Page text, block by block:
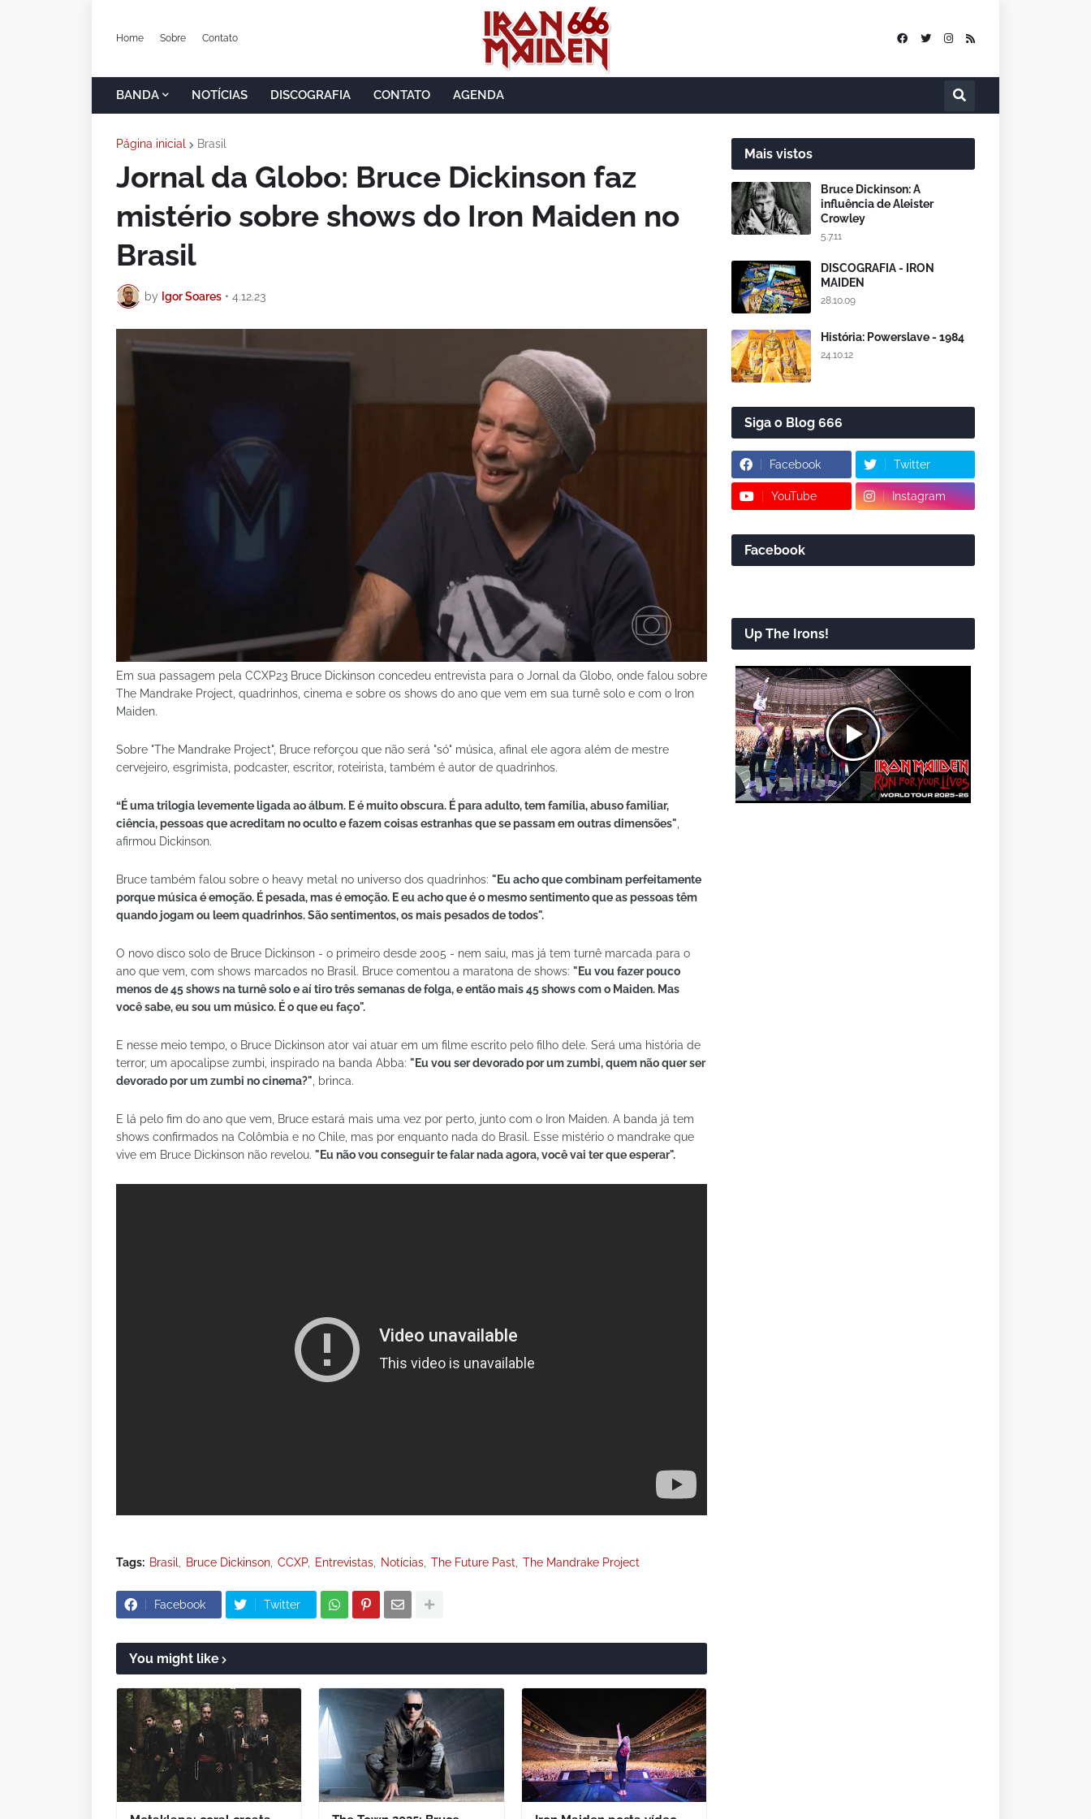
Home Sobre Contato
BANDA NOTÍCIAS DISCOGRAFIA CONTATO AGENDA
Página inicial Brasil
Jornal da Globo: Bruce Dickinson faz
mistério sobre shows do Iron Maiden no
Brasil
by Igor Soares • 4.12.23
Em sua passagem pela CCXP23 Bruce Dickinson concedeu entrevista para o Jornal da Globo, onde falou sobre
The Mandrake Project, quadrinhos, cinema e sobre os shows do ano que vem em sua turnê solo e com o Iron
Maiden.
Sobre "The Mandrake Project", Bruce reforçou que não será "só" música, afinal ele agora além de mestre
cervejeiro, esgrimista, podcaster, escritor, roteirista, também é autor de quadrinhos.
“É uma trilogia levemente ligada ao álbum. E é muito obscura. É para adulto, tem família, abuso familiar,
ciência, pessoas que acreditam no oculto e fazem coisas estranhas que se passam em outras dimensões"
afirmou Dickinson.
Bruce também falou sobre o heavy metal no universo dos quadrinhos: "Eu acho que combinam perfeitamente
porque música é emoção. É pesada, mas é emoção. E eu acho que é o mesmo sentimento que as pessoas têm
quando jogam ou leem quadrinhos. São sentimentos, os mais pesados de todos".
O novo disco solo de Bruce Dickinson - o primeiro desde 2005 - nem saiu, mas já tem turnê marcada para o
ano que vem, com shows marcados no Brasil. Bruce comentou a maratona de shows: "Eu vou fazer pouco
menos de 45 shows na turnê solo e aí tiro três semanas de folga, e então mais 45 shows com o Maiden. Mas
você sabe, eu sou um músico. É o que eu faço".
E nesse meio tempo, o Bruce Dickinson ator vai atuar em um filme escrito pelo filho dele. Será uma história de
terror, um apocalipse zumbi, inspirado na banda Abba: "Eu vou ser devorado por um zumbi, quem não quer ser
devorado por um zumbi no cinema?" , brinca.
E lá pelo fim do ano que vem, Bruce estará mais uma vez por perto, junto com o Iron Maiden. A banda já tem
shows confirmados na Colômbia e no Chile, mas por enquanto nada do Brasil. Esse mistério o mandrake que
vive em Bruce Dickinson não revelou. "Eu não vou conseguir te falar nada agora, você vai ter que esperar".
Tags: Brasil Bruce Dickinson CCXP Entrevistas Notícias The Future Past The Mandrake Project
Facebook Twitter
You might like
Mais vistos
Bruce Dickinson: A
influência de Aleister
Crowley
5.7.11
DISCOGRAFIA - IRON
MAIDEN
28.10.09
História: Powerslave - 1984
24.10.12
Siga o Blog 666
Facebook Twitter
YouTube Instagram
Facebook
Up The Irons!